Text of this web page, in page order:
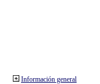
Información general